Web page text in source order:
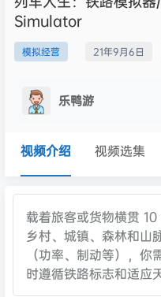
Simulator
模拟经营 21年9月6日
乐鸭游
视频介绍 视频选集
载着旅客或货物横贯
乡村、城镇、森林和山
（功率、制动等），
时遵循铁路标志和适应